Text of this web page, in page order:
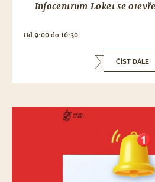
Infocentrum Loket se
Od 9:00 do 16:30
ČÍST DÁLE